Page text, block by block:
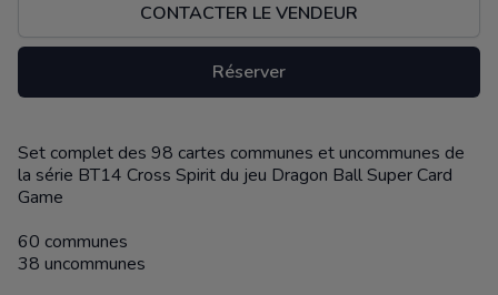
CONTACTER LE VENDEUR
Réserver
Description
Set complet des 98 cartes communes et uncommunes de
la série BT14 Cross Spirit du jeu Dragon Ball Super Card
Game
60 communes
38 uncommunes